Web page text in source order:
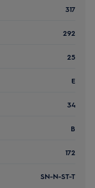
317
292
25
E
34
B
172
SN-N-ST-T